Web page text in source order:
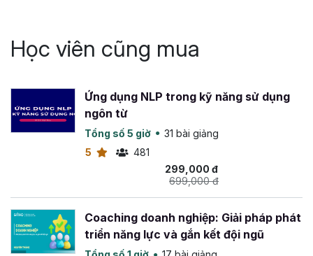
Học viên cũng mua
Ứng dụng NLP trong kỹ năng sử dụng
ngôn từ
Tổng số 5 giờ
31 bài giảng
5
481
299,000 đ
699,000 đ
Coaching doanh nghiệp: Giải pháp phát
triển năng lực và gắn kết đội ngũ